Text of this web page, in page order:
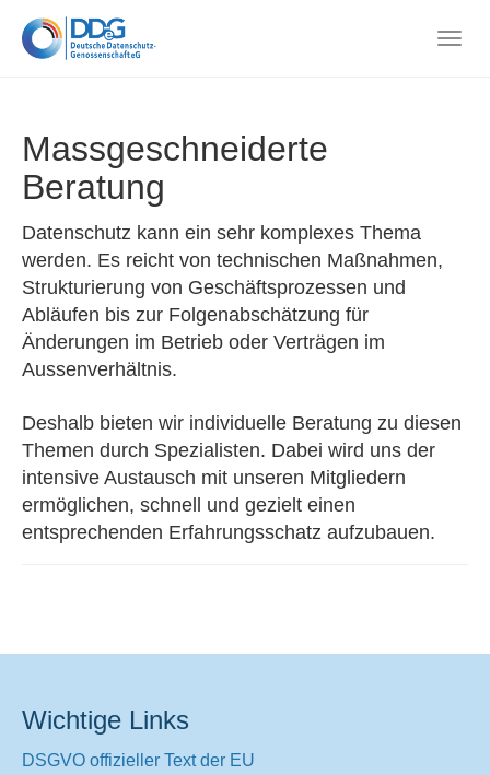
main
Massgeschneiderte
Beratung
Datenschutz kann ein sehr komplexes Thema
werden. Es reicht von technischen Maßnahmen,
Strukturierung von Geschäftsprozessen und
Abläufen bis zur Folgenabschätzung für
Änderungen im Betrieb oder Verträgen im
Aussenverhältnis.
Deshalb bieten wir individuelle Beratung zu diesen
Themen durch Spezialisten. Dabei wird uns der
intensive Austausch mit unseren Mitgliedern
ermöglichen, schnell und gezielt einen
entsprechenden Erfahrungsschatz aufzubauen.
Wichtige Links
DSGVO offizieller Text der EU